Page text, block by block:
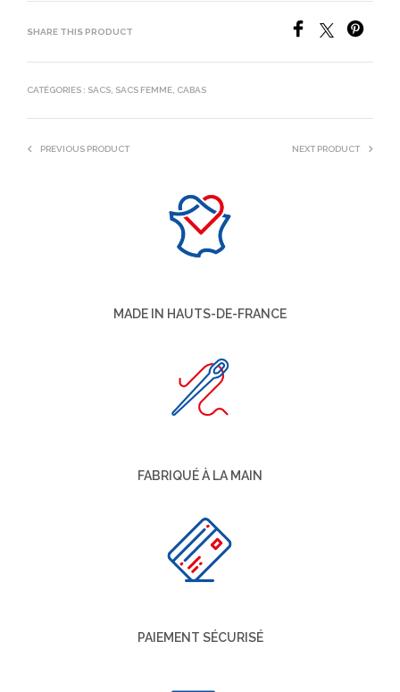
SHARE THIS PRODUCT
CATÉGORIES : SACS, SACS FEMME, CABAS
PREVIOUS PRODUCT NEXT PRODUCT
MADE IN HAUTS-DE-FRANCE
FABRIQUÉ À LA MAIN
PAIEMENT SÉCURISÉ